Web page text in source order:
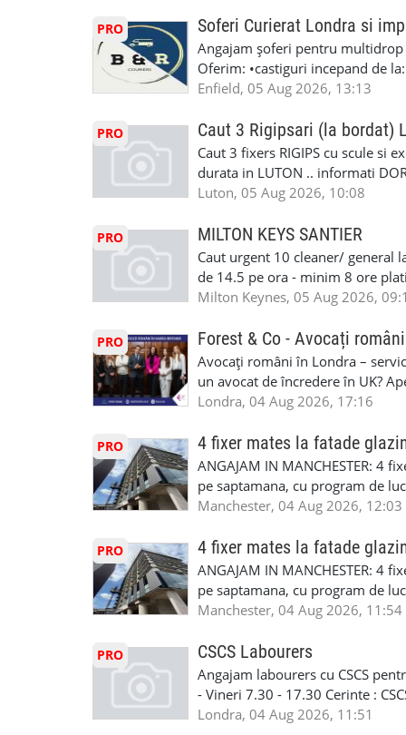
#AtelierAutoLondra
#RomanianGarageRepair
#RomanianMechanic
#MecaniciProfesionistiLondra
#mecanicmoldoveanlondra
PRO Soferi Curierat Londra si
Angajam șoferi pentru
Oferim: •castiguri incepand de
pentru cei platitori de VAT si
status obligatoriu •varsta
compania aplica pentru
•oferim: - training platit (3 zile-
nedeterminata. -full time/ part-
masinii). Acceptam cu permis
Enfield - Weybridge - Romford -
programari la interviu apelati
Enfield, 05 Aug 2026, 13:13
PRO Caut 3 Rigipsari (la bordat)
Caut 3 fixers RIGIPS cu scule si
durata in LUTON .. informati
Luton, 05 Aug 2026, 10:08
PRO MILTON KEYS SANTIER
Caut urgent 10 cleaner/ general
de 14.5 pe ora - minim 8 ore
la Amazon. Munca este usoara,
SAPTAMANALA Contact: +44
interesati
Milton Keynes, 05 Aug 2026,
PRO Forest & Co - Avocați
Avocați români în Londra –
un avocat de încredere în UK?
Solicitors, indiferent că ai nevoie
familiei (divorț, custodie, partaj)
Servicii pentru companii: •
• Imigrație pentru afaceri și
soluționarea disputelor 💡 De ce
standard ✔ Confidențialitate
790 689 Email:
www.fcos.co.uk 👉
Londra, 04 Aug 2026, 17:16
PRO 4 fixer mates la fatade
ANGAJAM IN MANCHESTER:
pe saptamana, cu program de
in perioada urmatoare. Cerinte:
Tariful se discuta direct, in
discutie este simpla: cine esti,
Prioritate au oamenii din
carora li se termina proiectul
oferta pe care sa o folositi la
WhatsApp: +44 7467 838 881
numele, experienta si data la
https://forms.gle/
T&D GLAZING AND
Manchester, 04 Aug 2026, 12:03
PRO 4 fixer mates la fatade
ANGAJAM IN MANCHESTER:
pe saptamana, cu program de
in perioada urmatoare. Cerinte:
Tariful se discuta direct, in
discutie este simpla: cine esti,
Prioritate au oamenii din
carora li se termina proiectul
Manchester, 04 Aug 2026, 11:54
PRO CSCS Labourers
Angajam labourers cu CSCS
- Vineri 7.30 - 17.30 Cerinte :
Londra, 04 Aug 2026, 11:51